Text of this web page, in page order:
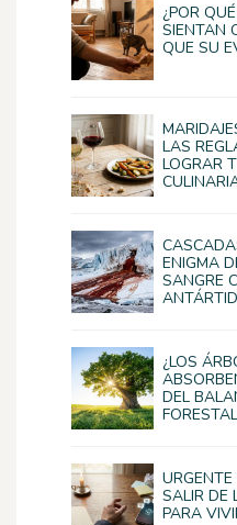
¿POR
SIENTAN
QUE SU
LAS
LOGRAR
ENIGMA
SANGRE
¿LOS
DEL
SALIR DE
PARA